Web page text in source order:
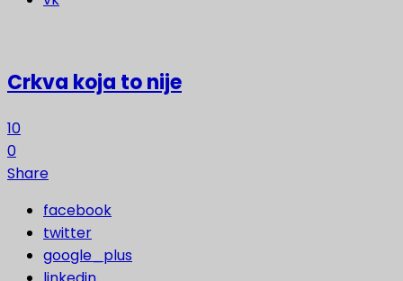
Crkva koja to nije
10
0
Share
facebook
twitter
google_plus